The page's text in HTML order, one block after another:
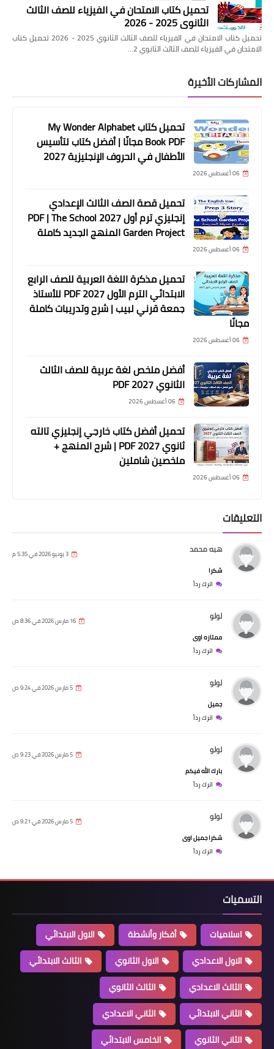
تحميل كتاب الامتحان في الفيزياء للصف الثالث
الثانوي 2025 - 2026
تحميل كتاب الامتحان في الفيزياء للصف الثالث الثانوي 2025 - 2026 تحميل كتاب
الامتحان في الفيزياء للصف الثالث الثانوي 2…
المشاركات الأخيرة
تحميل كتاب My Wonder Alphabet
Book PDF مجانًا | أفضل كتاب لتأسيس
الأطفال في الحروف الإنجليزية 2027
06 أغسطس 2026
تحميل قصة الصف الثالث الإعدادي
إنجليزي ترم أول 2027 PDF | The School
Garden Project المنهج الجديد كاملة
06 أغسطس 2026
تحميل مذكرة اللغة العربية للصف الرابع
الابتدائي الترم الأول 2027 PDF للأستاذ
جمعة قرني لبيب | شرح وتدريبات كاملة
مجانًا
06 أغسطس 2026
أفضل ملخص لغة عربية للصف الثالث
الثانوي 2027 PDF
06 أغسطس 2026
تحميل أفضل كتاب خارجي إنجليزي تالته
ثانوي 2027 PDF | شرح المنهج +
ملخصين شاملين
06 أغسطس 2026
التعليقات
هبه محمد 3 يونيو 2026 في 5:35 م
شكرا
اترك رداً
لولو 16 مارس 2026 في 8:36 ص
ممتازه اوى
اترك رداً
لولو 5 مارس 2026 في 9:24 ص
جميل
اترك رداً
لولو 5 مارس 2026 في 9:23 ص
بارك الله فيكم
اترك رداً
لولو 5 مارس 2026 في 9:21 ص
شكرا جميل اوى
اترك رداً
التسميات
اسلاميات أفكار وأنشطة
الاول الابتدائي
الاول الاعدادي
الاول الثانوي
الثالث الابتدائي
الثالث الاعدادي
الثالث الثانوي
الثاني الابتدائي
الثاني الاعدادي
الثاني الثانوي
الخامس الابتدائي